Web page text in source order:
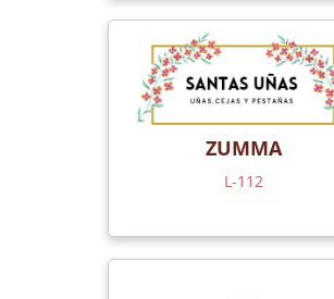
ZUMMA
L-112